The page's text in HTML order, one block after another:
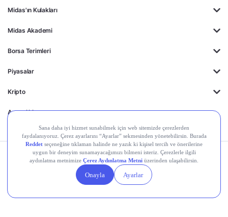
Midas'ın Kulakları
Midas Akademi
Borsa Terimleri
Piyasalar
Kripto
Ayrıcalıklar
Kişisel Verilerin
Gizlilik
Yasal
Duyurular
Çerez